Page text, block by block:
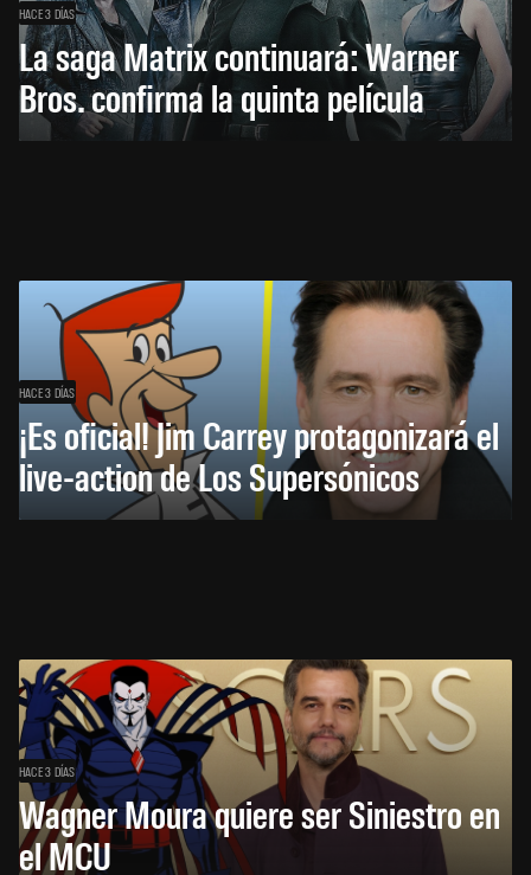
HACE 3 DÍAS
La saga Matrix continuará: Warner
Bros. confirma la quinta película
HACE 3 DÍAS
¡Es oficial! Jim Carrey protagonizará el
live-action de Los Supersónicos
HACE 3 DÍAS
Wagner Moura quiere ser Siniestro en
el MCU